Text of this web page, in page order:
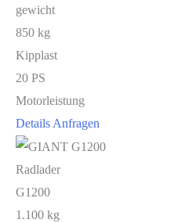
gewicht
850 kg
Kipplast
20 PS
Motorleistung
Details Anfragen
Radlader
G1200
1.100 kg